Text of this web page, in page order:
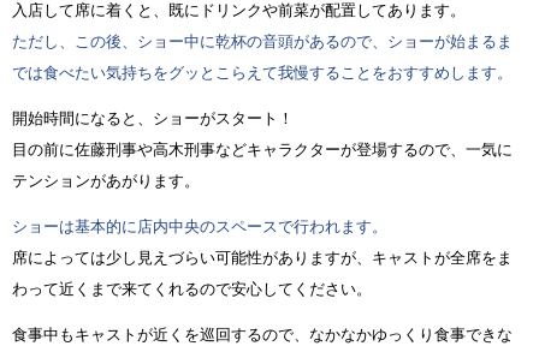
入店して席に着くと、既にドリンクや前菜が配置してあります。
ただし、この後、ショー中に乾杯の音頭があるので、ショーが始まるま
では食べたい気持ちをグッとこらえて我慢することをおすすめします。
開始時間になると、ショーがスタート！
目の前に佐藤刑事や高木刑事などキャラクターが登場するので、一気に
テンションがあがります。
ショーは基本的に店内中央のスペースで行われます。
席によっては少し見えづらい可能性がありますが、キャストが全席をま
わって近くまで来てくれるので安心してください。
食事中もキャストが近くを巡回するので、なかなかゆっくり食事できな